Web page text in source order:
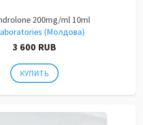
200mg/ml 10ml
(Молдова)
3 600 RUB